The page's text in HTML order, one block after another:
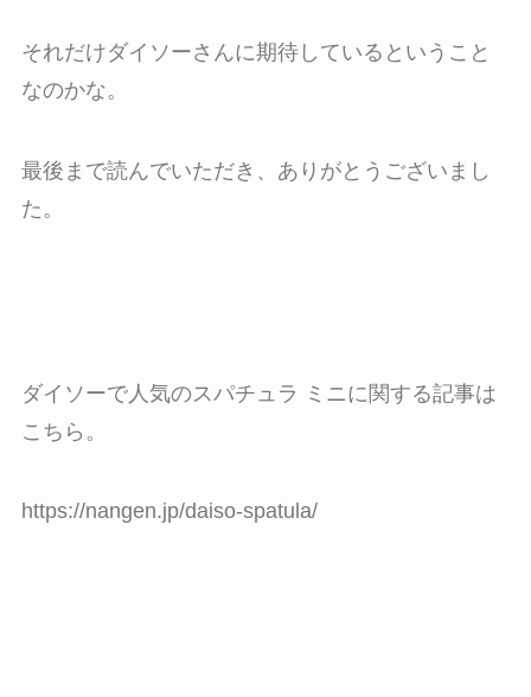
それだけダイソーさんに期待しているということ
なのかな。
最後まで読んでいただき、ありがとうございまし
た。
ダイソーで人気のスパチュラ ミニに関する記事は
こちら。
https://nangen.jp/daiso-spatula/